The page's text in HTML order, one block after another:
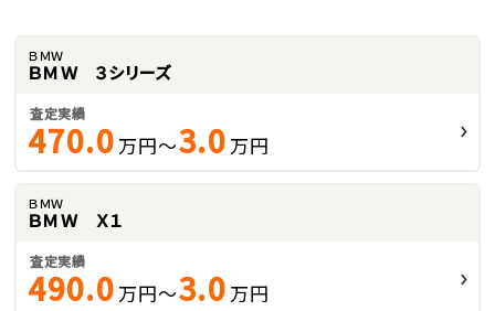
ＢＭＷ
ＢＭＷ ３シリーズ
査定実績
470.0 万円～3.0 万円
ＢＭＷ
ＢＭＷ Ｘ１
査定実績
490.0 万円～3.0 万円